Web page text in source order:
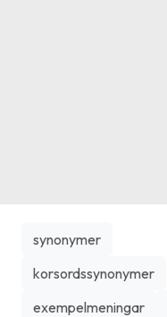
synonymer
korsordssynonymer
exempelmeningar